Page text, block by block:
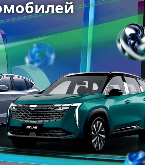
АВТОМОБИЛЯ ПРО
новой машины тoлькo в